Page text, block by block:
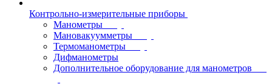
Контрольно-измерительные приборы
Манометры
Мановакуумметры
Термоманометры
Дифманометры
Дополнительное оборудование для манометров